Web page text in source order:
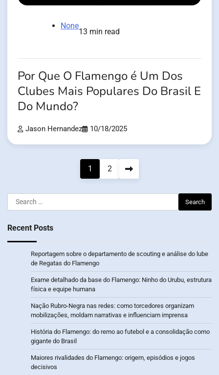
None
13 min read
Por Que O Flamengo é Um Dos
Clubes Mais Populares Do Brasil E
Do Mundo?
Jason Hernandez 10/18/2025
1 2
Search
for:
Recent Posts
Reportagem sobre o departamento de scouting e análise do lube
de Regatas do Flamengo
Exame detalhado da base do Flamengo: Ninho do Urubu, estrutura
física e equipe humana
Nação Rubro-Negra nas redes: como torcedores organizam
mobilizações, moldam narrativas e influenciam imprensa
História do Flamengo: do remo ao futebol e a consolidação como
gigante do Brasil
Maiores rivalidades do Flamengo: origem, episódios e jogos
decisivos